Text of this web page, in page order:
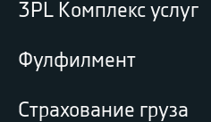
3PL Комплекс услуг
Фулфилмент
Страхование груза